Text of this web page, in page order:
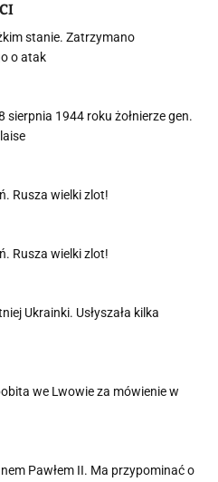
stanie. Zatrzymano
o atak
sierpnia 1944 roku żołnierze gen.
Rusza wielki zlot!
Rusza wielki zlot!
Ukrainki. Usłyszała kilka
we Lwowie za mówienie w
Pawłem II. Ma przypominać o